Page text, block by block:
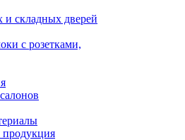
складных дверей
с розетками,
продукция